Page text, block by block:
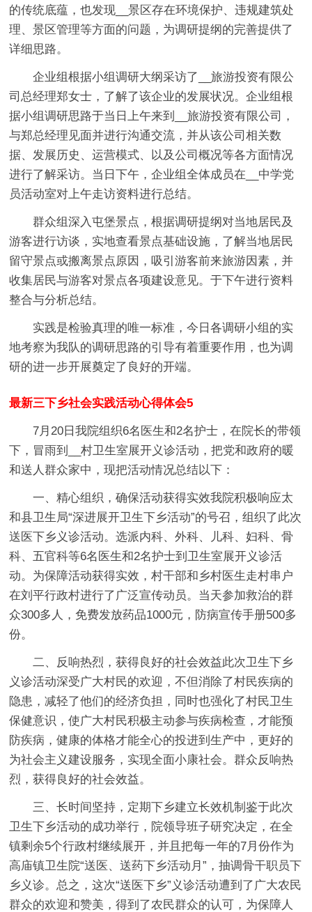
的传统底蕴，也发现__景区存在环境保护、违规建筑处
理、景区管理等方面的问题，为调研提纲的完善提供了
详细思路。
企业组根据小组调研大纲采访了__旅游投资有限公
司总经理郑女士，了解了该企业的发展状况。企业组根
据小组调研思路于当日上午来到__旅游投资有限公司，
与郑总经理见面并进行沟通交流，并从该公司相关数
据、发展历史、运营模式、以及公司概况等各方面情况
进行了解采访。当日下午，企业组全体成员在__中学党
员活动室对上午走访资料进行总结。
群众组深入屯堡景点，根据调研提纲对当地居民及
游客进行访谈，实地查看景点基础设施，了解当地居民
留守景点或搬离景点原因，吸引游客前来旅游因素，并
收集居民与游客对景点各项建设意见。于下午进行资料
整合与分析总结。
实践是检验真理的唯一标准，今日各调研小组的实
地考察为我队的调研思路的引导有着重要作用，也为调
研的进一步开展奠定了良好的开端。
最新三下乡社会实践活动心得体会5
7月20日我院组织6名医生和2名护士，在院长的带领
下，冒雨到__村卫生室展开义诊活动，把党和政府的暖
和送人群众家中，现把活动情况总结以下：
一、精心组织，确保活动获得实效我院积极响应太
和县卫生局“深进展开卫生下乡活动”的号召，组织了此次
送医下乡义诊活动。选派内科、外科、儿科、妇科、骨
科、五官科等6名医生和2名护士到卫生室展开义诊活
动。为保障活动获得实效，村干部和乡村医生走村串户
在刘平行政村进行了广泛宣传动员。当天参加救治的群
众300多人，免费发放药品1000元，防病宣传手册500多
份。
二、反响热烈，获得良好的社会效益此次卫生下乡
义诊活动深受广大村民的欢迎，不但消除了村民疾病的
隐患，减轻了他们的经济负担，同时也强化了村民卫生
保健意识，使广大村民积极主动参与疾病检查，才能预
防疾病，健康的体格才能全心的投进到生产中，更好的
为社会主义建设服务，实现全面小康社会。群众反响热
烈，获得良好的社会效益。
三、长时间坚持，定期下乡建立长效机制鉴于此次
卫生下乡活动的成功举行，院领导班子研究决定，在全
镇剩余5个行政村继续展开，并且把每一年的7月份作为
高庙镇卫生院“送医、送药下乡活动月”，抽调骨干职员下
乡义诊。 总之，这次“送医下乡”义诊活动遭到了广大农民
群众的欢迎和赞美，得到了农民群众的认可，为保障人